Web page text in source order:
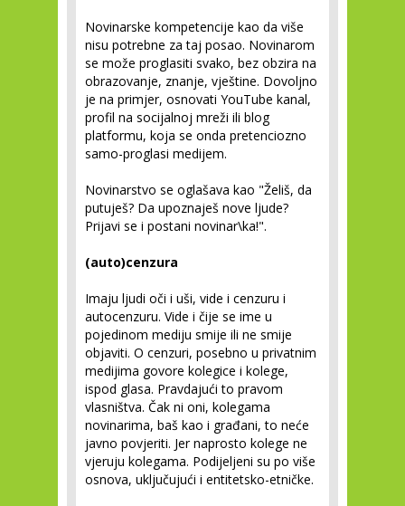
Novinarske kompetencije kao da više
nisu potrebne za taj posao. Novinarom
se može proglasiti svako, bez obzira na
obrazovanje, znanje, vještine. Dovoljno
je na primjer, osnovati YouTube kanal,
profil na socijalnoj mreži ili blog
platformu, koja se onda pretenciozno
samo-proglasi medijem.
Novinarstvo se oglašava kao "Želiš, da
putuješ? Da upoznaješ nove ljude?
Prijavi se i postani novinar\ka!".
(auto)cenzura
Imaju ljudi oči i uši, vide i cenzuru i
autocenzuru. Vide i čije se ime u
pojedinom mediju smije ili ne smije
objaviti. O cenzuri, posebno u privatnim
medijima govore kolegice i kolege,
ispod glasa. Pravdajući to pravom
vlasništva. Čak ni oni, kolegama
novinarima, baš kao i građani, to neće
javno povjeriti. Jer naprosto kolege ne
vjeruju kolegama. Podijeljeni su po više
osnova, uključujući i entitetsko-etničke.